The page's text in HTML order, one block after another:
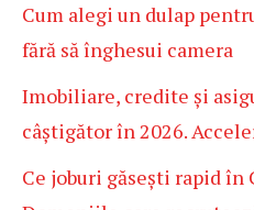
Cum alegi un dulap
fără să înghesui camera
Imobiliare, credite și
câștigător în 2026.
Ce joburi găsești rapid în